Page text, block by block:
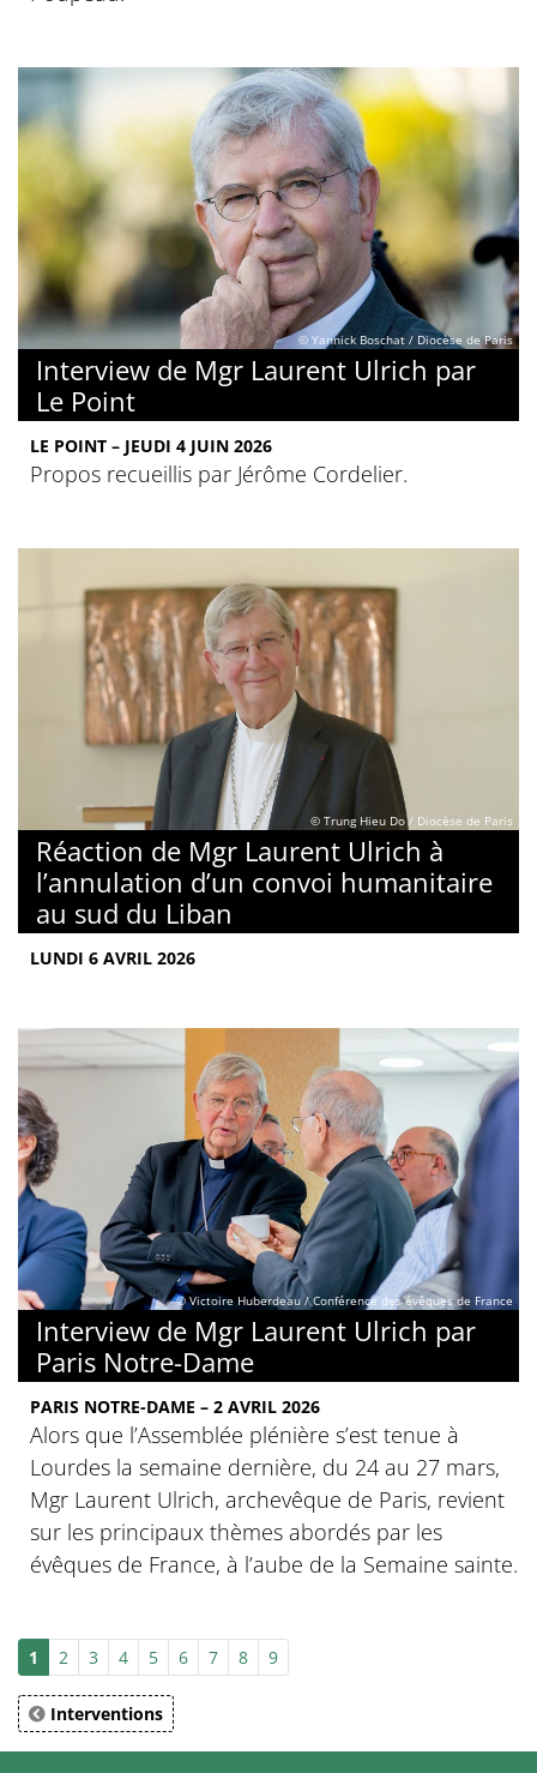
© Yannick Boschat / Diocèse de Paris
Interview de Mgr Laurent Ulrich par
Le Point
LE POINT – JEUDI 4 JUIN 2026
Propos recueillis par Jérôme Cordelier.
© Trung Hieu Do / Diocèse de Paris
Réaction de Mgr Laurent Ulrich à
l’annulation d’un convoi humanitaire
au sud du Liban
LUNDI 6 AVRIL 2026
© Victoire Huberdeau / Conférence des évêques de France
Interview de Mgr Laurent Ulrich par
Paris Notre-Dame
PARIS NOTRE-DAME – 2 AVRIL 2026
Alors que l’Assemblée plénière s’est tenue à
Lourdes la semaine dernière, du 24 au 27 mars,
Mgr Laurent Ulrich, archevêque de Paris, revient
sur les principaux thèmes abordés par les
évêques de France, à l’aube de la Semaine sainte.
1 2 3 4 5 6 7 8 9
Interventions